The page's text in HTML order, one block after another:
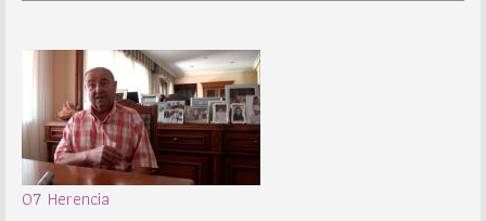
07 Herencia